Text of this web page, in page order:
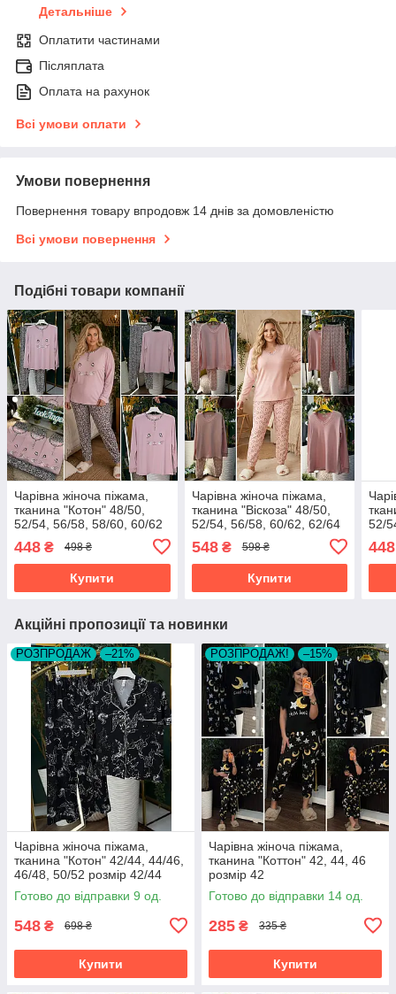
Детальніше
Оплатити частинами
Післяплата
Оплата на рахунок
Всі умови оплати
Умови повернення
Повернення товару впродовж 14 днів за домовленістю
Всі умови повернення
Подібні товари компанії
Чарівна жіноча піжама,
тканина "Котон" 48/50,
52/54, 56/58, 58/60, 60/62
448 ₴ 498 ₴
Купити
Чарівна жіноча піжама,
тканина "Віскоза" 48/50,
52/54, 56/58, 60/62, 62/64
548₴ 598 ₴
Купити
52/
448
Акційні пропозиції та новинки
РОЗПРОДАЖ –21%
Чарівна жіноча піжама,
тканина "Котон" 42/44, 44/46,
46/48, 50/52 розмір 42/44
Готово до відправки 9 од.
548 ₴ 698 ₴
Купити
РОЗПРОДАЖ! –15%
Чарівна жіноча піжама,
тканина "Коттон" 42, 44, 46
розмір 42
Готово до відправки 14 од.
285 ₴ 335 ₴
Купити